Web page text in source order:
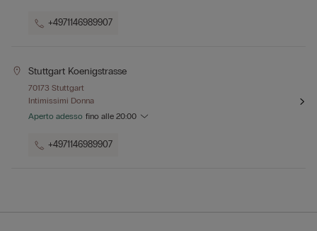
+4971146989907
Stuttgart Koenigstrasse
70173 Stuttgart
Intimissimi Donna
Aperto adesso fino alle 20:00
+4971146989907